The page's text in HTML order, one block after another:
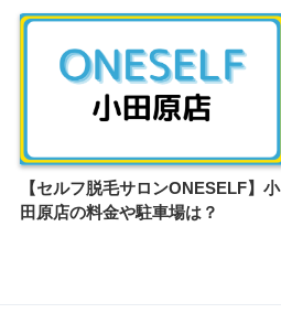
【セルフ脱毛サロンONESELF】小
田原店の料金や駐車場は？